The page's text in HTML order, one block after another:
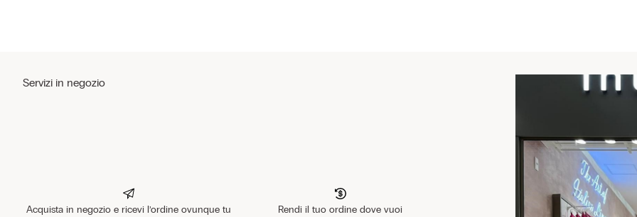
Servizi in negozio
Acquista in negozio e ricevi l’ordine ovunque tu
Rendi il tuo ordine dove vuoi